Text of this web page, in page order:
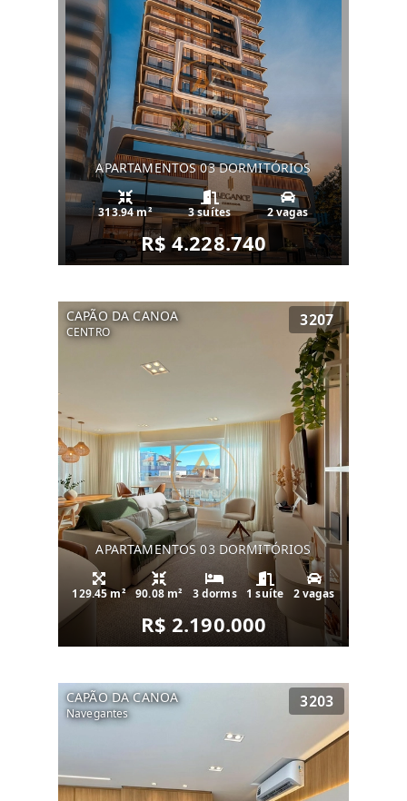
APARTAMENTOS 03 DORMITÓRIOS
313.94 m² 3 suítes 2 vagas
R$ 4.228.740
CAPÃO DA CANOA
CENTRO
3207
APARTAMENTOS 03 DORMITÓRIOS
129.45 m² 90.08 m² 3 dorms 1 suíte 2 vagas
R$ 2.190.000
CAPÃO DA CANOA
Navegantes
3203